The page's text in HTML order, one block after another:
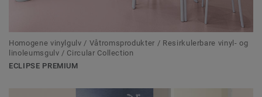
Homogene vinylgulv / Våtromsprodukter / Resirkulerbare vinyl- og
linoleumsgulv / Circular Collection
ECLIPSE PREMIUM